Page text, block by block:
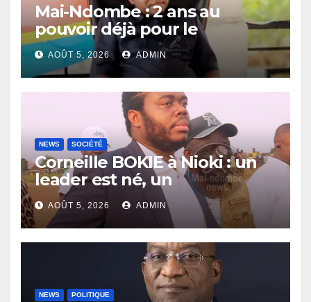
Mai-Ndombe : 2 ans au
pouvoir déjà pour le
Gouverneur Nkoso Kevani
AOÛT 5, 2026 ADMIN
NEWS SOCIÉTÉ
Corneille BOKIE à Nioki : un
leader est né, un
entrepreneur leur est donné
AOÛT 5, 2026 ADMIN
NEWS POLITIQUE